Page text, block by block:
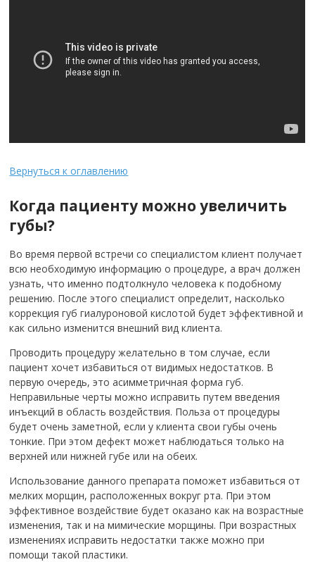
Вернуться к оглавлению
Когда пациенту можно увеличить
губы?
Во время первой встречи со специалистом клиент получает
всю необходимую информацию о процедуре, а врач должен
узнать, что именно подтолкнуло человека к подобному
решению. После этого специалист определит, насколько
коррекция губ гиалуроновой кислотой будет эффективной и
как сильно изменится внешний вид клиента.
Проводить процедуру желательно в том случае, если
пациент хочет избавиться от видимых недостатков. В
первую очередь, это асимметричная форма губ.
Неправильные черты можно исправить путем введения
инъекций в область воздействия. Польза от процедуры
будет очень заметной, если у клиента свои губы очень
тонкие. При этом дефект может наблюдаться только на
верхней или нижней губе или на обеих.
Использование данного препарата поможет избавиться от
мелких морщин, расположенных вокруг рта. При этом
эффективное воздействие будет оказано как на возрастные
изменения, так и на мимические морщины. При возрастных
изменениях исправить недостатки также можно при
помощи такой пластики.